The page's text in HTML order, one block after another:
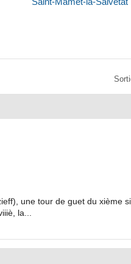
une tour de guet du xième
la...